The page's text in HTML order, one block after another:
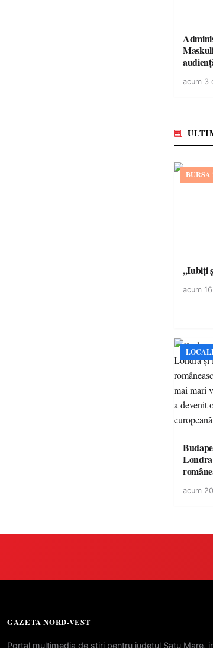
acum 3
,,Iubiți
acum
acum
GAZETA NORD-VEST
Portal multimedia de stiri pentru judetul Satu Mare,